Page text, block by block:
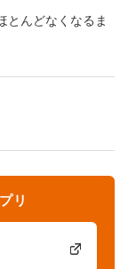
とんどなくなるま
リ